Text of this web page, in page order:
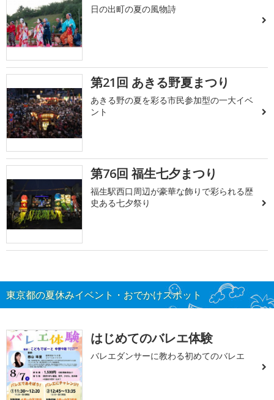
日の出町の夏の風物詩
第21回 あきる野夏まつり
あきる野の夏を彩る市民参加型の一大イベ
ント
第76回 福生七夕まつり
福生駅西口周辺が豪華な飾りで彩られる歴
史ある七夕祭り
東京都の夏休みイベント・おでかけスポット
はじめてのバレエ体験
バレエダンサーに教わる初めてのバレエ